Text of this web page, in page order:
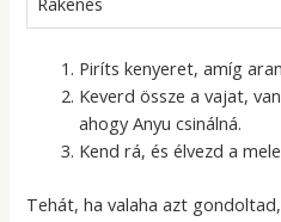
Piríts kenyeret, amíg
Keverd össze a vajat,
ahogy Anyu csinálná.
Kend rá, és élvezd a
Tehát, ha valaha azt